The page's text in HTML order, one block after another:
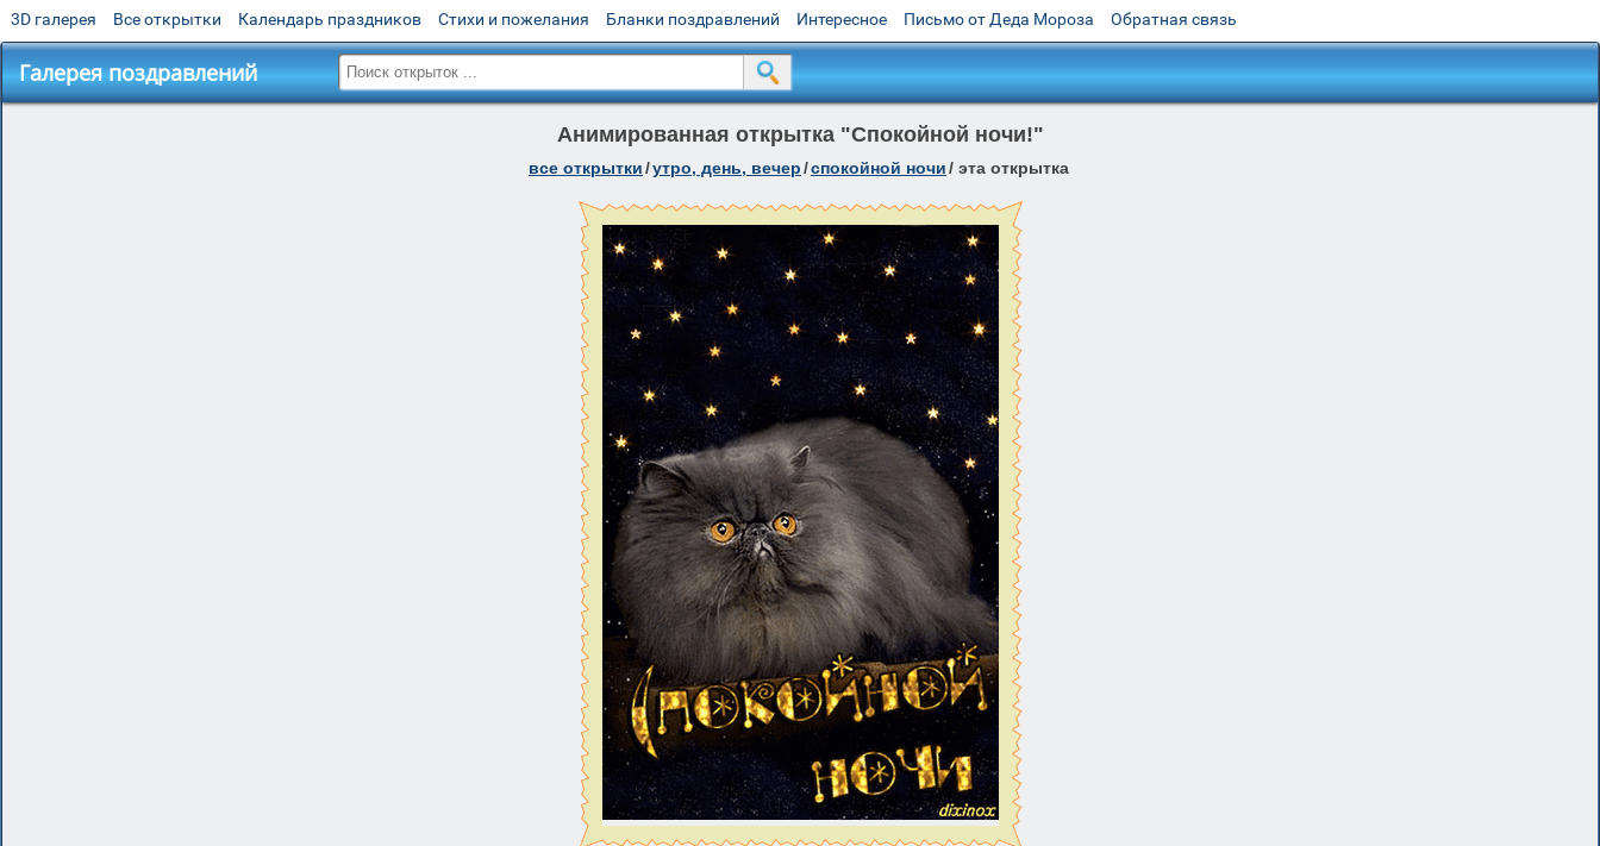
3D галерея Все открытки Календарь праздников Стихи и пожелания Бланки поздравлений Интересное Письмо от Деда Мороза Обратная связь
Галерея поздравлений
Анимированная открытка "Спокойной ночи!"
все открытки/утро, день, вечер/спокойной ночи/ эта открытка